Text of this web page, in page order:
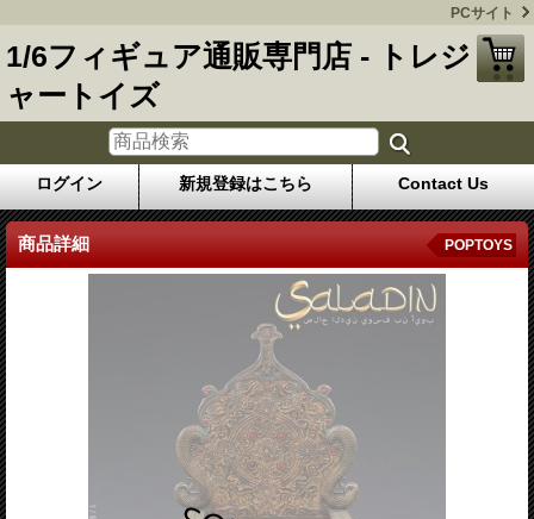
PCサイト
1/6フィギュア通販専門店 - トレジ
ャートイズ
ログイン 新規登録はこちら Contact Us
商品詳細 POPTOYS